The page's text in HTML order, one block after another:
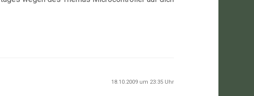
18.10.2009 um 23:35 Uhr